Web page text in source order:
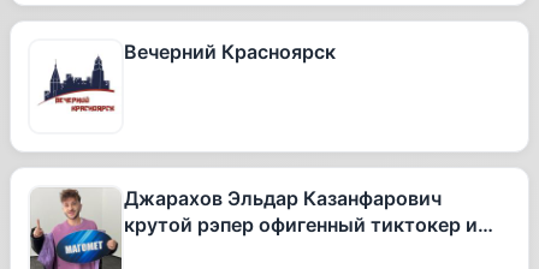
Вечерний Красноярск
Джарахов Эльдар Казанфарович
крутой рэпер офигенный тиктокер и